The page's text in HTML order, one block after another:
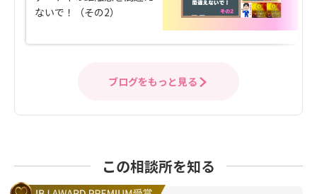
ないで！（その2）
ブログをもっと見る
この相談所を知る